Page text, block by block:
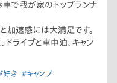
で我が家のトップランナ
加速感には大満足です。
ドライブと車中泊、キャン
好き #キャンプ